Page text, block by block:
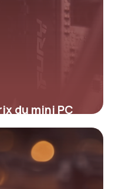
du mini PC